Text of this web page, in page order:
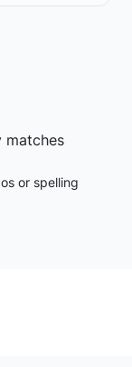
matches
or spelling